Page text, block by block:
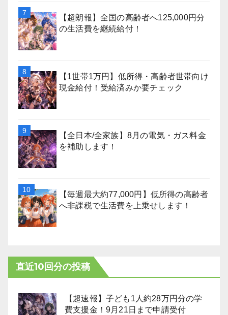
【超朗報】全国の高齢者へ125,000円分
の生活費を継続給付！
【1世帯1万円】低所得・高齢者世帯向け
現金給付！受給済みか要チェック
【全日本/全家族】8月の電気・ガス料金
を補助します！
【毎週最大約77,000円】低所得の高齢者
へ非課税で生活費を上乗せします！
直近10回分の投稿
【超速報】子ども1人約28万円分の学
費支援金！9月21日まで申請受付